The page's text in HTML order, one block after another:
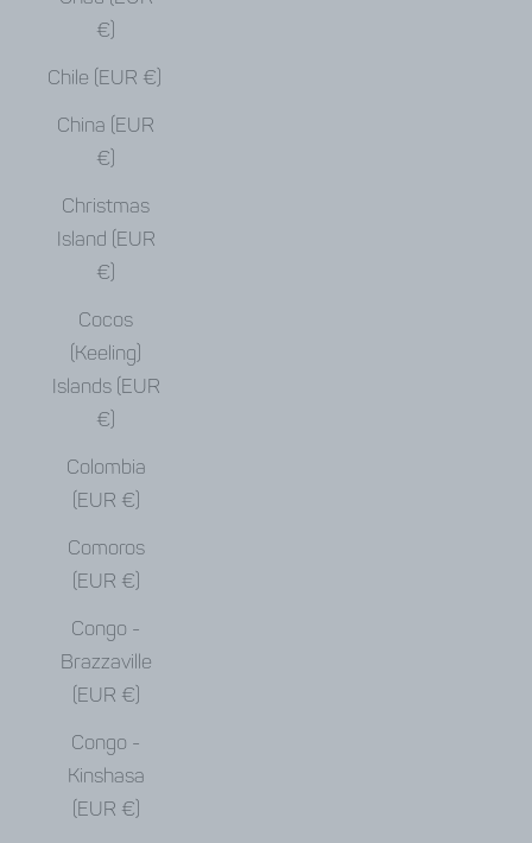
€)
Chile (EUR €)
China (EUR
€)
Christmas
Island (EUR
€)
Cocos
(Keeling)
Islands (EUR
€)
Colombia
(EUR €)
Comoros
(EUR €)
Congo -
Brazzaville
(EUR €)
Congo -
Kinshasa
(EUR €)